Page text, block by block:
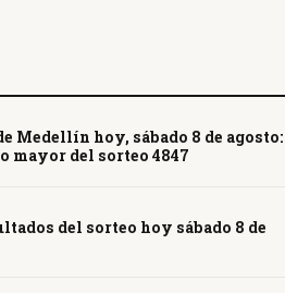
Medellín hoy, sábado 8 de agosto:
mayor del sorteo 4847
del sorteo hoy sábado 8 de